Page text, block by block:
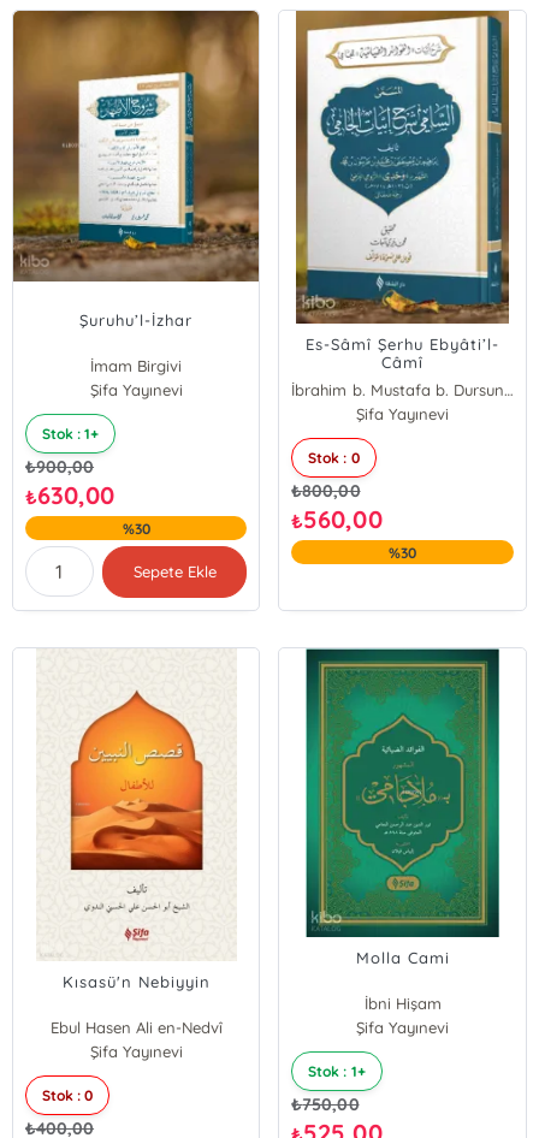
Şuruhu’l-İzhar
İmam Birgivi
Şifa Yayınevi
Stok : 1+
₺900,00
₺630,00
%30
Sepete Ekle
Es-Sâmî Şerhu Ebyâti’l-
Câmî
İbrahim b. Mustafa b. Dursun b. Muhammed er-Rûmî (Vahdî)
Şifa Yayınevi
Stok : 0
₺800,00
₺560,00
%30
Kısasü'n Nebiyyin
Ebul Hasen Ali en-Nedvî
Şifa Yayınevi
Stok : 0
₺400,00
Molla Cami
İbni Hişam
Şifa Yayınevi
Stok : 1+
₺750,00